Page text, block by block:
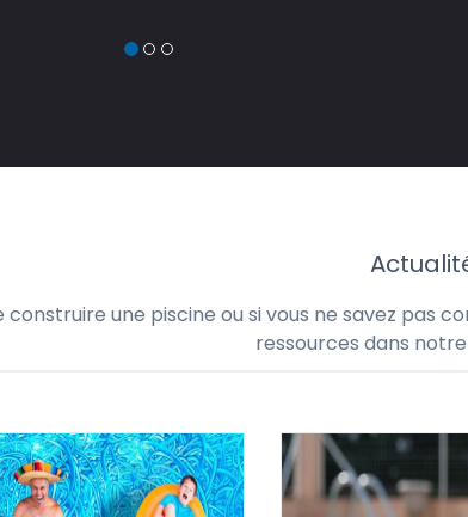
construire une piscine ou si vous ne savez
ressources dans